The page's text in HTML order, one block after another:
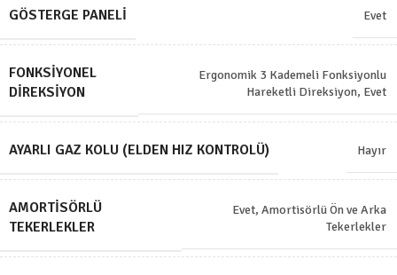
GÖSTERGE PANELI Evet
FONKSIYONEL
DIREKSIYON
Ergonomik 3 Kademeli Fonksiyonlu
Hareketli Direksiyon, Evet
AYARLI GAZ KOLU (ELDEN HIZ KONTROLÜ) Hayır
AMORTISÖRLÜ
TEKERLEKLER
Evet, Amortisörlü Ön ve Arka
Tekerlekler